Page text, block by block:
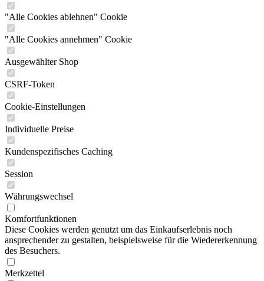
"Alle Cookies ablehnen" Cookie
"Alle Cookies annehmen" Cookie
Ausgewählter Shop
CSRF-Token
Cookie-Einstellungen
Individuelle Preise
Kundenspezifisches Caching
Session
Währungswechsel
Komfortfunktionen
Diese Cookies werden genutzt um das Einkaufserlebnis noch
ansprechender zu gestalten, beispielsweise für die Wiedererkennung
des Besuchers.
Merkzettel